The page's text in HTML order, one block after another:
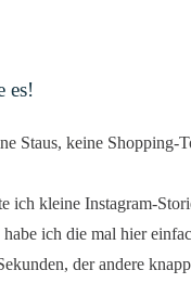
es!
Staus, keine
ich kleine Instagram-
ich die mal hier
der andere